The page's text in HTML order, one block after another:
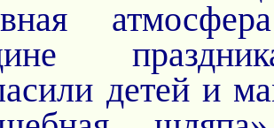
детей и